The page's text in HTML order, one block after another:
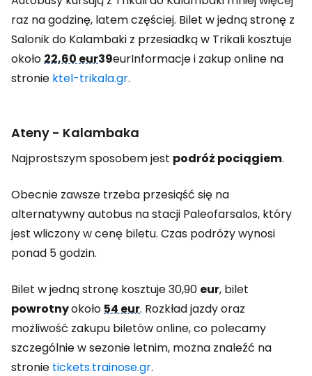
raz na godzinę, latem częściej. Bilet w jedną stronę z
Salonik do Kalambaki z przesiadką w Trikali kosztuje
około22,60 eur39eurInformacje i zakup online na
stronie ktel-trikala.gr.
Ateny - Kalambaka
Najprostszym sposobem jest podróż pociągiem.
Obecnie zawsze trzeba przesiąść się na
alternatywny autobus na stacji Paleofarsalos, który
jest wliczony w cenę biletu. Czas podróży wynosi
ponad 5 godzin.
Bilet w jedną stronę kosztuje 30,90 eur, bilet
powrotnyokoło54 eur. Rozkład jazdy oraz
możliwość zakupu biletów online, co polecamy
szczególnie w sezonie letnim, można znaleźć na
stronie tickets.trainose.gr.